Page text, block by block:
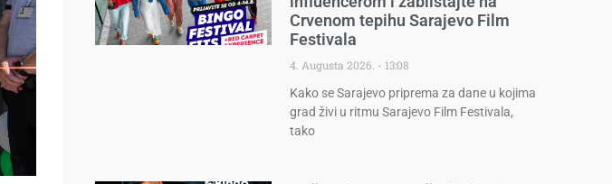
Crvenom tepihu Sarajevo Film
Festivala
4. Augusta 2026.
13:08
Kako se Sarajevo priprema za dane u kojima
grad živi u ritmu Sarajevo Film Festivala,
tako